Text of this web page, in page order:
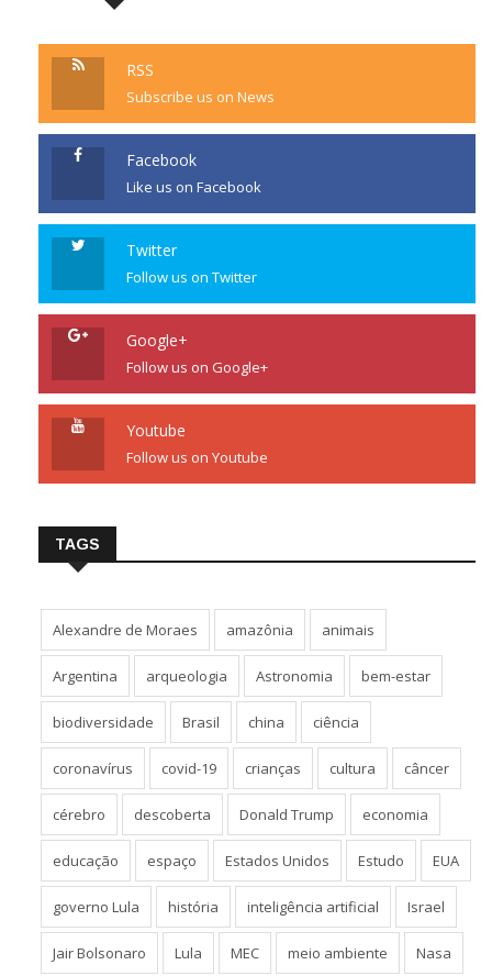
RSS
Subscribe us on News
Facebook
Like us on Facebook
Twitter
Follow us on Twitter
Google+
Follow us on Google+
Youtube
Follow us on Youtube
TAGS
Alexandre de Moraes amazônia animais
Argentina arqueologia Astronomia bem-estar
biodiversidade Brasil china ciência
coronavírus covid-19 crianças cultura câncer
cérebro descoberta Donald Trump economia
educação espaço Estados Unidos Estudo EUA
governo Lula história inteligência artificial Israel
Jair Bolsonaro Lula MEC meio ambiente Nasa